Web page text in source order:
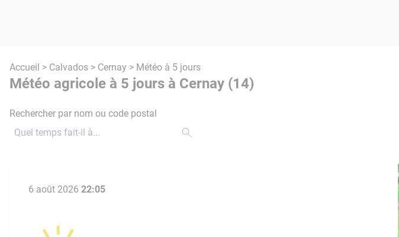
Accueil > Calvados > Cernay > Météo à 5 jours
Météo agricole à 5 jours à Cernay (14)
Rechercher par nom ou code postal
6 août 2026 22:05